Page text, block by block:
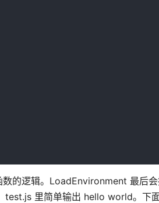
的逻辑。LoadEnvironment 最后
里简单输出 hello world。下面